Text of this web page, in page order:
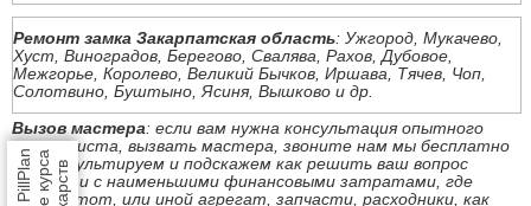
Ремонт замка Закарпатская область: Ужгород, Мукачево,
Хуст, Виноградов, Берегово, Свалява, Рахов, Дубовое,
Межгорье, Королево, Великий Бычков, Иршава, Тячев, Чоп,
Солотвино, Буштыно, Ясиня, Вышково и др.
Вызов мастера: если вам нужна консультация опытного
специалиста, вызвать мастера, звоните нам мы бесплатно
проконсультируем и подскажем как решить ваш вопрос
быстро и с наименьшими финансовыми затратами, где
купить тот, или иной агрегат, запчасти, расходники, как